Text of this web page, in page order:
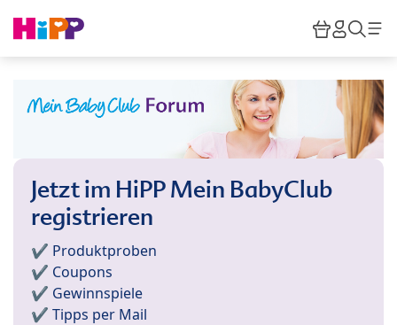
HiPP
Jetzt im HiPP Mein BabyClub
registrieren
✔️ Produktproben
✔️ Coupons
✔️ Gewinnspiele
✔️ Tipps per Mail